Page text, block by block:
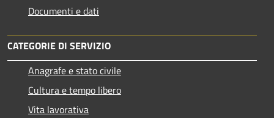
Documenti e dati
CATEGORIE DI SERVIZIO
Anagrafe e stato civile
Cultura e tempo libero
Vita lavorativa